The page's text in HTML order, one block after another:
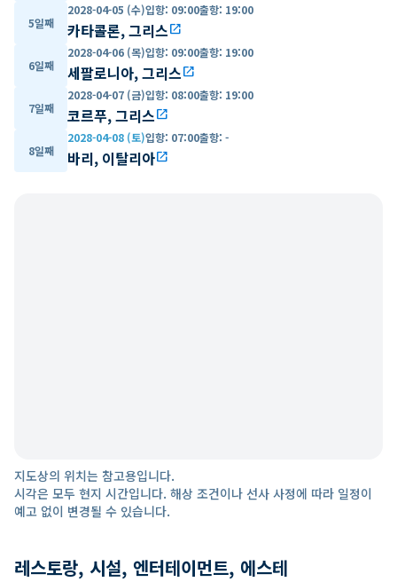
5일째
2028-04-05 (수)입항: 09:00출항: 19:00
카타콜론, 그리스open_in_new
6일째
2028-04-06 (목)입항: 09:00출항: 19:00
세팔로니아, 그리스open_in_new
7일째
2028-04-07 (금)입항: 08:00출항: 19:00
코르푸, 그리스open_in_new
8일째
2028-04-08 (토)입항: 07:00출항: -
바리, 이탈리아open_in_new
지도상의 위치는 참고용입니다.
시각은 모두 현지 시간입니다. 해상 조건이나 선사 사정에 따라 일정이
예고 없이 변경될 수 있습니다.
레스토랑, 시설, 엔터테이먼트, 에스테